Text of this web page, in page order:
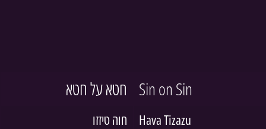
חטא על חטא Sin on Sin
חוה טיזזו Hava Tizazu